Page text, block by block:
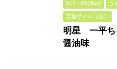
501～600kcal う
普通サイズ（並）
明星 一平
醤油味